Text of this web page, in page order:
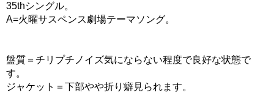
35thシングル。
A=火曜サスペンス劇場テーマソング。
盤質＝チリプチノイズ気にならない程度で良好な状態で
す。
ジャケット＝下部やや折り癖見られます。